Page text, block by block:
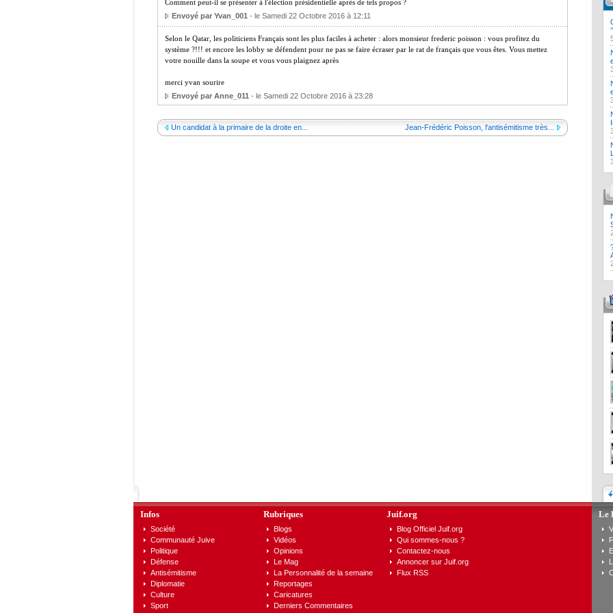
Comment peut-il se présenter à l'élection présidentielle après de tels propos ?
Envoyé par Yvan_001 - le Samedi 22 Octobre 2016 à 12:11
Selon le Qatar, les politiciens Français sont les plus faciles à acheter : alors monsieur frederic poisson : vous profitez du
système ?!!! et encore les lobby se défendent pour ne pas se faire écraser par le rat de français que vous êtes. Vous mettez
votre nouille dans la soupe et vous vous plaignez après
merci yvan sourire
Envoyé par Anne_011 - le Samedi 22 Octobre 2016 à 23:28
Un candidat à la primaire de la droite en... Jean-Frédéric Poisson, l'antisémitisme très...
Infos
Société
Communauté Juive
Politique
Défense
Antisémitisme
Diplomatie
Culture
Sport
Rubriques
Blogs
Vidéos
Opinions
Le Mag
La Personnalité de la semaine
Reportages
Caricatures
Derniers Commentaires
Juif.org
Blog Officiel Juif.org
Qui sommes-nous ?
Contactez-nous
Annoncer sur Juif.org
Flux RSS
Le